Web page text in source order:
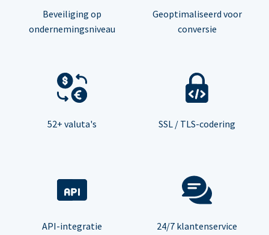
Beveiliging op
ondernemingsniveau
Geoptimaliseerd voor
conversie
52+ valuta's SSL / TLS-codering
API-integratie 24/7 klantenservice